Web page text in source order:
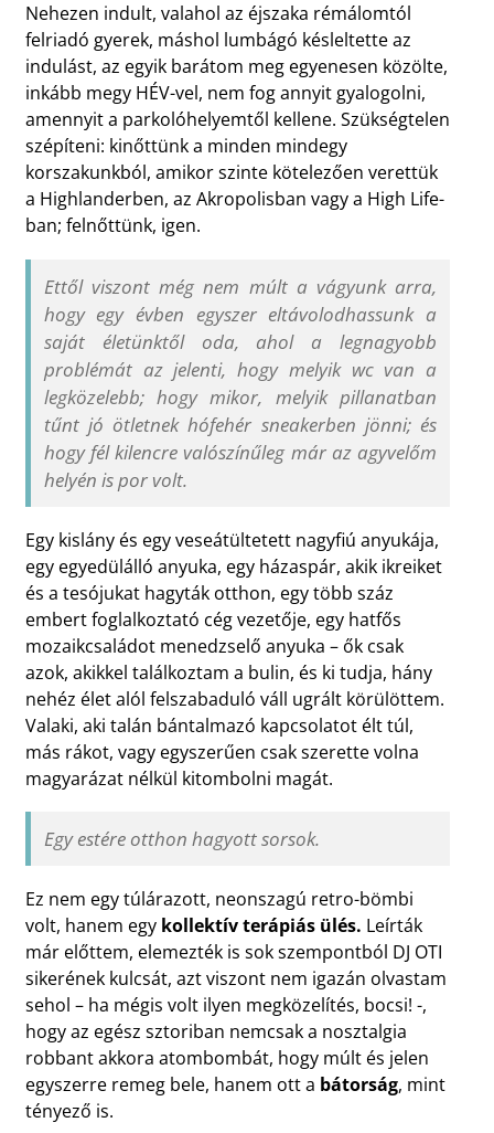
Nehezen indult, valahol az éjszaka rémálomtól
felriadó gyerek, máshol lumbágó késleltette az
indulást, az egyik barátom meg egyenesen közölte,
inkább megy HÉV-vel, nem fog annyit gyalogolni,
amennyit a parkolóhelyemtől kellene. Szükségtelen
szépíteni: kinőttünk a minden mindegy
korszakunkból, amikor szinte kötelezően verettük
a Highlanderben, az Akropolisban vagy a High Life-
ban; felnőttünk, igen.
Ettől viszont még nem múlt a vágyunk arra,
hogy egy évben egyszer eltávolodhassunk a
saját életünktől oda, ahol a legnagyobb
problémát az jelenti, hogy melyik wc van a
legközelebb; hogy mikor, melyik pillanatban
tűnt jó ötletnek hófehér sneakerben jönni; és
hogy fél kilencre valószínűleg már az agyvelőm
helyén is por volt.
Egy kislány és egy veseátültetett nagyfiú anyukája,
egy egyedülálló anyuka, egy házaspár, akik ikreiket
és a tesójukat hagyták otthon, egy több száz
embert foglalkoztató cég vezetője, egy hatfős
mozaikcsaládot menedzselő anyuka – ők csak
azok, akikkel találkoztam a bulin, és ki tudja, hány
nehéz élet alól felszabaduló váll ugrált körülöttem.
Valaki, aki talán bántalmazó kapcsolatot élt túl,
más rákot, vagy egyszerűen csak szerette volna
magyarázat nélkül kitombolni magát.
Egy estére otthon hagyott sorsok.
Ez nem egy túlárazott, neonszagú retro-bömbi
volt, hanem egy kollektív terápiás ülés. Leírták
már előttem, elemezték is sok szempontból DJ OTI
sikerének kulcsát, azt viszont nem igazán olvastam
sehol – ha mégis volt ilyen megközelítés, bocsi! -,
hogy az egész sztoriban nemcsak a nosztalgia
robbant akkora atombombát, hogy múlt és jelen
egyszerre remeg bele, hanem ott a bátorság, mint
tényező is.